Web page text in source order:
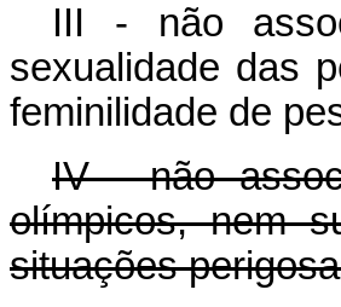
III - não
sexualidade das
feminilidade de
IV - não
olímpicos, nem
situações